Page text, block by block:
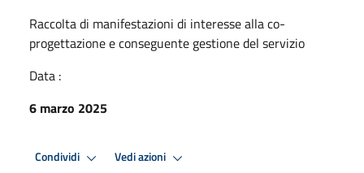
Raccolta di manifestazioni di interesse alla co-
progettazione e conseguente gestione del servizio
Data :
6 marzo 2025
Condividi Vedi azioni